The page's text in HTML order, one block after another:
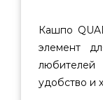
Кашпо
элемент
удобство и